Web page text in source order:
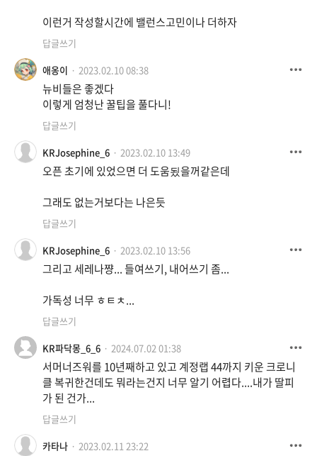
이런거 작성할시간에 밸런스고민이나 더하자
답글쓰기
애옹이
2023.02.10 08:38
뉴비들은 좋겠다
이렇게 엄청난 꿀팁을 풀다니!
답글쓰기
KRJosephine_6
2023.02.10 13:49
오픈 초기에 있었으면 더 도움됬을꺼같은데
그래도 없는거보다는 나은듯
답글쓰기
KRJosephine_6
2023.02.10 13:56
그리고 세레나쨩... 들여쓰기, 내어쓰기 좀...
가독성 너무 ㅎㅌㅊ...
답글쓰기
KR파닥몽_6_6
2024.07.02 01:38
서머너즈워를 10년째하고 있고 계정랩 44까지 키운 크로니
클 복귀한건데도 뭐라는건지 너무 알기 어렵다....내가 딸피
가 된 건가...
답글쓰기
카타나
2023.02.11 23:22